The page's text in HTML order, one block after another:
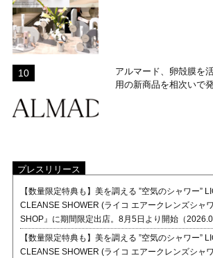
アルマード、卵殻膜を
用の新商品を相次いで
プレスリリース
【数量限定特典も】美を調える ”空気のシャワー”
CLEANSE SHOWER (ライコ エアークレンズシャ
SHOP』に期間限定出店。8月5日より開始（
【数量限定特典も】美を調える ”空気のシャワー”
CLEANSE SHOWER (ライコ エアークレンズシャ